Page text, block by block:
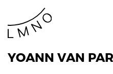
YOANN VAN